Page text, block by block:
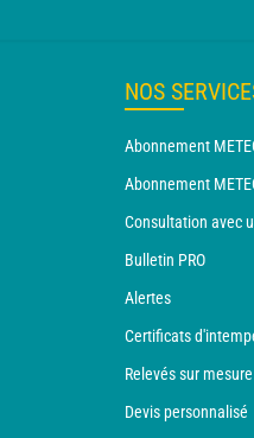
NOS
Abonnement
Abonnement
Consultation avec
Bulletin PRO
Alertes
Certificats
Relevés sur mesure
Devis personnalisé